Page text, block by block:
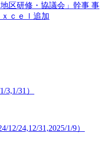
地区研修・協議会」幹事 事
ｃｅｌ追加
31）
24,12/31,2025/1/9）